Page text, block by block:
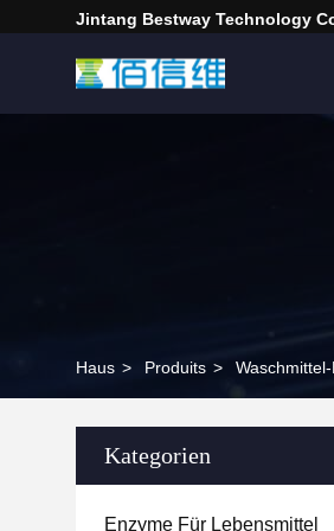
Jintang Bestway Technology
Haus > Produits >
Kategorien
Enzyme Für Lebensmittel